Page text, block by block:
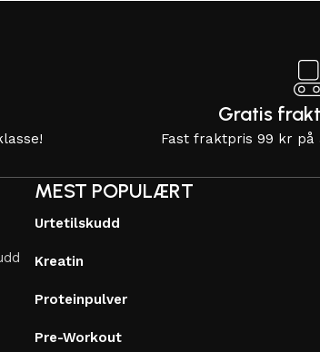
Gratis
Fast fraktpris 99 kr på
MEST POPULÆRT
Urtetilskudd
Kreatin
Proteinpulver
Pre-Workout